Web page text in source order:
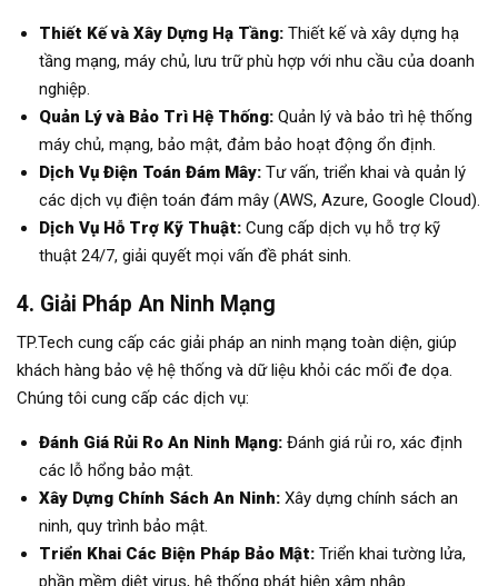
Thiết Kế và Xây Dựng Hạ Tầng: Thiết kế và xây dựng hạ
tầng mạng, máy chủ, lưu trữ phù hợp với nhu cầu của doanh
nghiệp.
Quản Lý và Bảo Trì Hệ Thống: Quản lý và bảo trì hệ thống
máy chủ, mạng, bảo mật, đảm bảo hoạt động ổn định.
Dịch Vụ Điện Toán Đám Mây: Tư vấn, triển khai và quản lý
các dịch vụ điện toán đám mây (AWS, Azure, Google Cloud).
Dịch Vụ Hỗ Trợ Kỹ Thuật: Cung cấp dịch vụ hỗ trợ kỹ
thuật 24/7, giải quyết mọi vấn đề phát sinh.
4. Giải Pháp An Ninh Mạng
TP.Tech cung cấp các giải pháp an ninh mạng toàn diện, giúp
khách hàng bảo vệ hệ thống và dữ liệu khỏi các mối đe dọa.
Chúng tôi cung cấp các dịch vụ:
Đánh Giá Rủi Ro An Ninh Mạng: Đánh giá rủi ro, xác định
các lỗ hổng bảo mật.
Xây Dựng Chính Sách An Ninh: Xây dựng chính sách an
ninh, quy trình bảo mật.
Triển Khai Các Biện Pháp Bảo Mật: Triển khai tường lửa,
phần mềm diệt virus, hệ thống phát hiện xâm nhập.